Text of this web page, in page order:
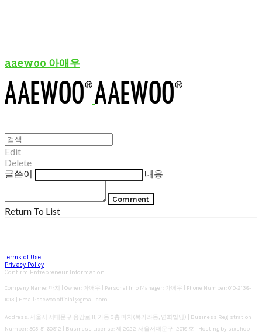
aaewoo 아애우
Edit
Delete
글쓴이
내용
Comment
Return To List
Terms of Use
Privacy Policy
Confirm Entrepreneur Information
Company Name: 마치 | Owner: 아애우 | Personal Info Manager: 아애우 | Phone Number: 010-2138-
1013 | Email: aaewoo.official@gmail.com
Address: 서울시 서대문구 응암로 11, 가동 3층 마치(북가좌동, 연희빌딩) | Business Registration
Number: 503-51-60912 | Business License: 제 2022-서울서대문구- 2018 호 | Hosting by sixshop